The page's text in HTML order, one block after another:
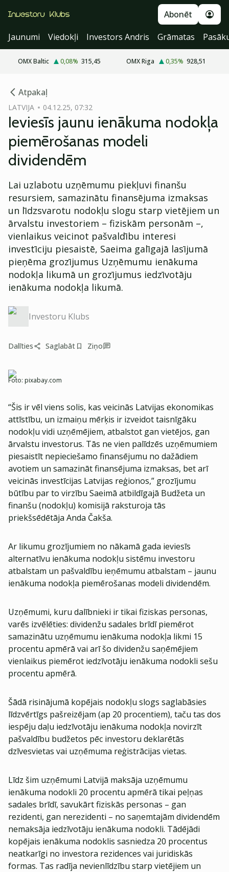
Abonēt
Jaunumi
Viedokļi Investors Andris Grāmatas
OMX Baltic 0,08% 315,45 OMX Riga 0,35% 928,51
Atpakaļ
LATVIJA 04.12.25, 07:32
Ieviesīs jaunu ienākuma nodokļa
piemērošanas modeli
dividendēm
Lai uzlabotu uzņēmumu piekļuvi finanšu
resursiem, samazinātu finansējuma izmaksas
un līdzsvarotu nodokļu slogu starp vietējiem un
ārvalstu investoriem – fiziskām personām –,
vienlaikus veicinot pašvaldību interesi
investīciju piesaistē, Saeima galīgajā lasījumā
pieņēma grozījumus Uzņēmumu ienākuma
nodokļa likumā un grozījumus iedzīvotāju
ienākuma nodokļa likumā.
Investoru Klubs
Dalīties Saglabāt Ziņo
Foto: pixabay.com
“Šis ir vēl viens solis, kas veicinās Latvijas ekonomikas
attīstību, un izmaiņu mērķis ir izveidot taisnīgāku
nodokļu vidi uzņēmējiem, atbalstot gan vietējos, gan
ārvalstu investorus. Tās ne vien palīdzēs uzņēmumiem
piesaistīt nepieciešamo finansējumu no dažādiem
avotiem un samazināt finansējuma izmaksas, bet arī
veicinās investīcijas Latvijas reģionos,” grozījumu
būtību par to virzību Saeimā atbildīgajā Budžeta un
finanšu (nodokļu) komisijā raksturoja tās
priekšsēdētāja Anda Čakša.
Ar likumu grozījumiem no nākamā gada ieviesīs
alternatīvu ienākuma nodokļu sistēmu investoru
atbalstam un pašvaldību ieņēmumu atbalstam – jaunu
ienākuma nodokļa piemērošanas modeli dividendēm.
Uzņēmumi, kuru dalībnieki ir tikai fiziskas personas,
varēs izvēlēties: dividenžu sadales brīdī piemērot
samazinātu uzņēmumu ienākuma nodokļa likmi 15
procentu apmērā vai arī šo dividenžu saņēmējiem
vienlaikus piemērot iedzīvotāju ienākuma nodokli sešu
procentu apmērā.
Šādā risinājumā kopējais nodokļu slogs saglabāsies
līdzvērtīgs pašreizējam (ap 20 procentiem), taču tas dos
iespēju daļu iedzīvotāju ienākuma nodokļa novirzīt
pašvaldību budžetos pēc investoru deklarētās
dzīvesvietas vai uzņēmuma reģistrācijas vietas.
Līdz šim uzņēmumi Latvijā maksāja uzņēmumu
ienākuma nodokli 20 procentu apmērā tikai peļņas
sadales brīdī, savukārt fiziskās personas – gan
rezidenti, gan nerezidenti – no saņemtajām dividendēm
nemaksāja iedzīvotāju ienākuma nodokli. Tādējādi
kopējais ienākuma nodoklis sasniedza 20 procentus
neatkarīgi no investora rezidences vai juridiskās
formas. Tas radīja nevienlīdzību starp vietējiem un